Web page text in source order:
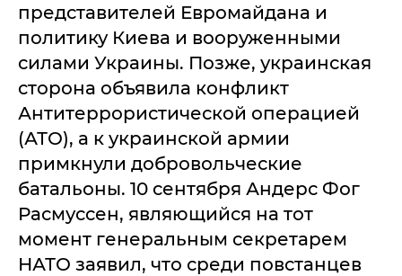
представителей Евромайдана и
политику Киева и вооруженными
силами Украины. Позже, украинская
сторона объявила конфликт
Антитеррористической операцией
(АТО), а к украинской армии
примкнули добровольческие
батальоны. 10 сентября Андерс Фог
Расмуссен, являющийся на тот
момент генеральным секретарем
НАТО заявил, что среди повстанцев